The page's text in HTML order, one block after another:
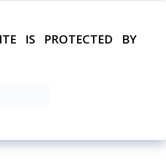
IS PROTECTED BY